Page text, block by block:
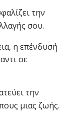
την
σου.
η επένδυσή
σε
την
μιας ζωής.